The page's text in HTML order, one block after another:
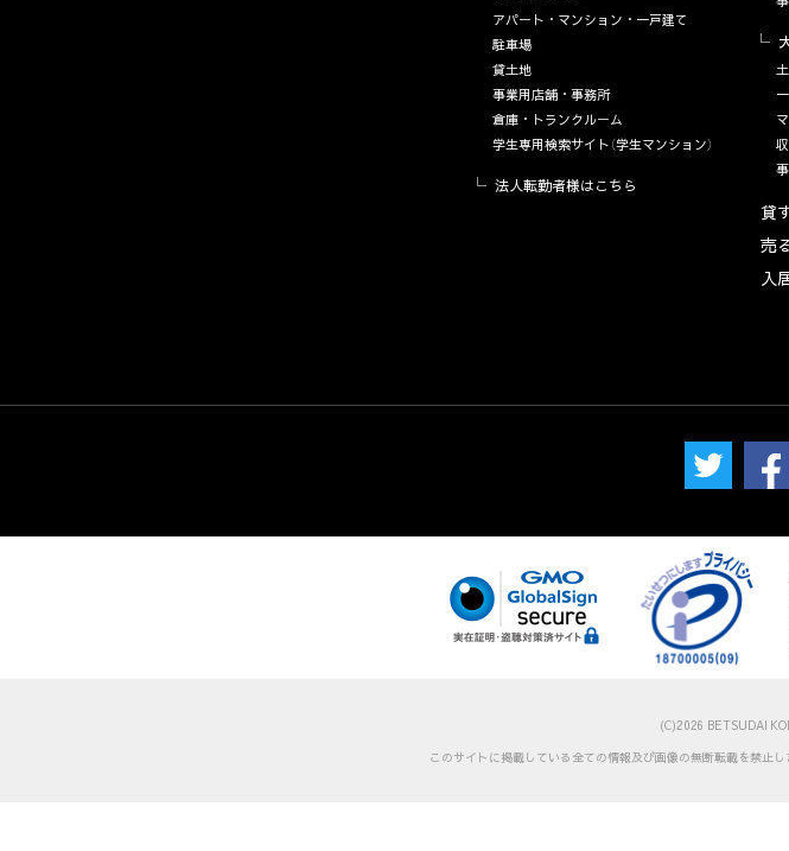
アパート・マンション・一戸建て
駐車場
貸土地
事業用店舗・事務所
倉庫・トランクルーム
学生専用検索サイト（学生マンション）
法人転勤者様はこちら
貸
売
入
(C)2026 BETSUDAI
このサイトに掲載している全ての情報及び画像の無断転載を禁止し